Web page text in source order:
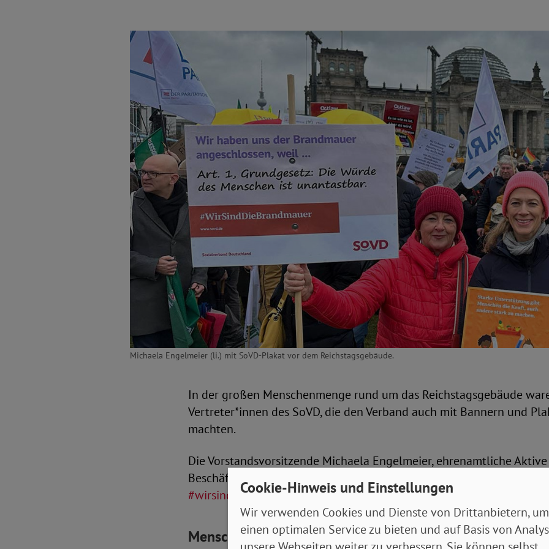
Michaela Engelmeier (li.) mit SoVD-Plakat vor dem Reichstagsgebäude.
In der großen Menschenmenge rund um das Reichstagsgebäude
Vertreter*innen des SoVD, die den Verband auch mit Bannern und
machten.
Die Vorstandsvorsitzende Michaela Engelmeier, ehrenamtliche
Beschäftigte der Bundesgeschäftsstelle setzten gemeinsam ein
#wirsinddiebrandmauerfür Demokratie und gegen jede Form der
Menschenwürde und Zusammenhalt
Cookie-Hinweis und Einstellungen
Wir verwenden Cookies und Dienste von Drittanbietern,
einen optimalen Service zu bieten und auf Basis von